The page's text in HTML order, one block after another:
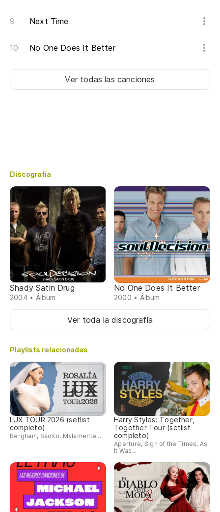
Next Time
No One Does It Better
Ver todas las canciones
Discografía
Shady Satin Drug
2004 • Álbum
No One Does It Better
2000 • Álbum
Ver toda la discografía
Playlists relacionadas
LUX TOUR 2026 (setlist
completo)
Berghain, Saoko, Malamente...
Harry Styles: Together,
Together Tour (setlist
completo)
Aperture, Sign of the Times, As
It Was...